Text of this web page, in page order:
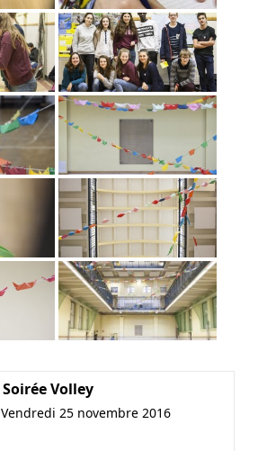
Soirée Volley
Vendredi 25 novembre 2016